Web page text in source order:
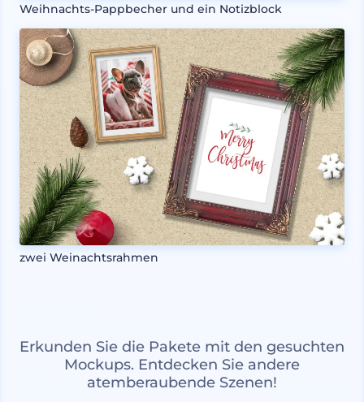
Weihnachts-Pappbecher und ein Notizblock
zwei Weinachtsrahmen
Erkunden Sie die Pakete mit den gesuchten
Mockups. Entdecken Sie andere
atemberaubende Szenen!